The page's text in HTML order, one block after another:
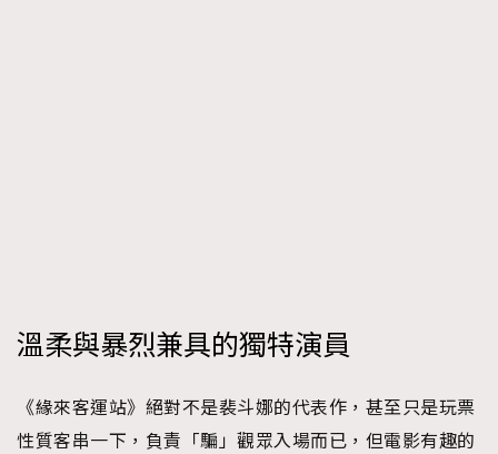
溫柔與暴烈兼具的獨特演員
《緣來客運站》絕對不是裴斗娜的代表作，甚至只是玩票
性質客串一下，負責「騙」觀眾入場而已，但電影有趣的